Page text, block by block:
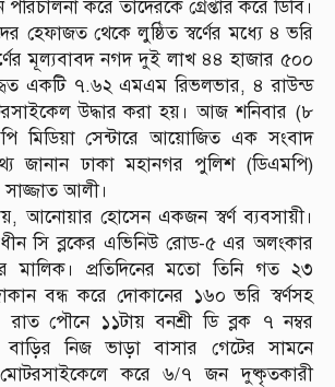
করে তাদেরকে গ্রেপ্তার করে ডিবি।
হেফাজত থেকে লুষ্ঠিত স্বর্ণের মধ্যে ৪ ভরি
মূল্যবাবদ নগদ দুই লাখ ৪৪ হাজার ৫০০
একটি ৭.৬২ এমএম রিভলভার, ৪ রাউন্ড
উদ্ধার করা হয়। আজ শনিবার (৮
মিডিয়া সেন্টারে আয়োজিত এক সংবাদ
জানান ঢাকা মহানগর পুলিশ (ডিএমপি)
আলী।
আনোয়ার হোসেন একজন স্বর্ণ ব্যবসায়ী।
সি ব্লকের এভিনিউ রোড-৫ এর অলংকার
মালিক। প্রতিদিনের মতো তিনি গত ২৩
বন্ধ করে দোকানের ১৬০ ভরি স্বর্ণসহ
রাত পৌনে ১১টায় বনশ্রী ডি ব্লক ৭ নম্বর
নিজ ভাড়া বাসার গেটের সামনে
মোটরসাইকেলে করে ৬/৭ জন দুষ্কৃতকারী